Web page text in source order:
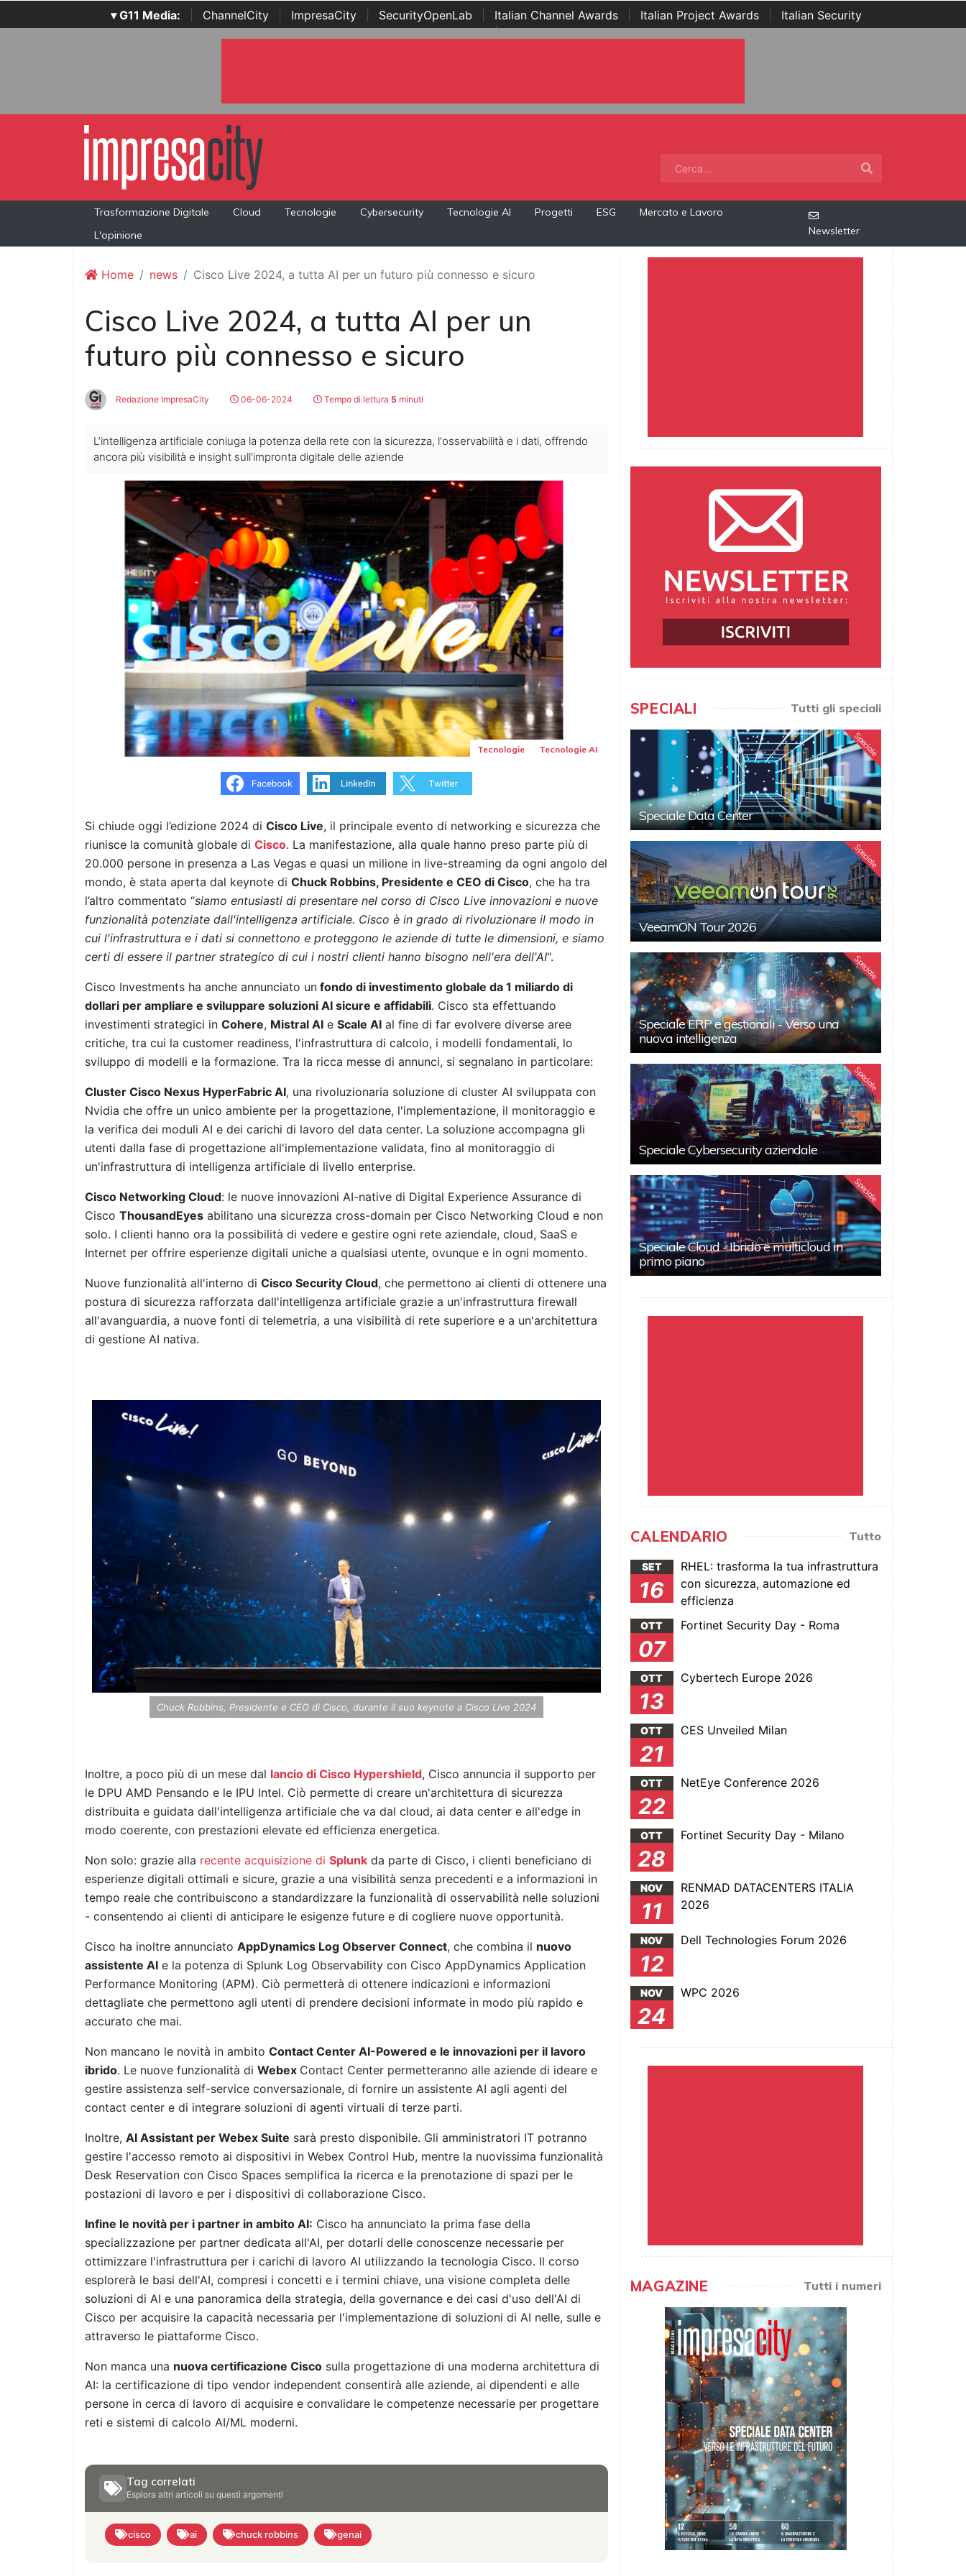
▾ G11 Media: ChannelCity ImpresaCity SecurityOpenLab Italian Channel Awards Italian Project Awards
Italian Security
Awards | ...
Trasformazione Digitale Cloud Tecnologie Cybersecurity Tecnologie AI Progetti ESG
Mercato e Lavoro
L'opinione
Newsletter
Home news Cisco Live 2024, a tutta AI per un futuro più connesso e sicuro
Cisco Live 2024, a tutta AI per un
futuro più connesso e sicuro
Redazione ImpresaCity 06-06-2024 Tempo di lettura 5 minuti
L’intelligenza artificiale coniuga la potenza della rete con la sicurezza, l'osservabilità e i dati, offrendo
ancora più visibilità e insight sull'impronta digitale delle aziende
Tecnologie Tecnologie AI
Si chiude oggi l’edizione 2024 di Cisco Live, il principale evento di networking e sicurezza che
riunisce la comunità globale di Cisco. La manifestazione, alla quale hanno preso parte più di
20.000 persone in presenza a Las Vegas e quasi un milione in live-streaming da ogni angolo del
mondo, è stata aperta dal keynote di Chuck Robbins, Presidente e CEO di Cisco, che ha tra
l’altro commentato “siamo entusiasti di presentare nel corso di Cisco Live innovazioni e nuove
funzionalità potenziate dall'intelligenza artificiale. Cisco è in grado di rivoluzionare il modo in
cui l'infrastruttura e i dati si connettono e proteggono le aziende di tutte le dimensioni, e siamo
certi di essere il partner strategico di cui i nostri clienti hanno bisogno nell'era dell'AI".
Cisco Investments ha anche annunciato un fondo di investimento globale da 1 miliardo di
dollari per ampliare e sviluppare soluzioni AI sicure e affidabili. Cisco sta effettuando
investimenti strategici in Cohere, Mistral AI e Scale AI al fine di far evolvere diverse aree
critiche, tra cui la customer readiness, l'infrastruttura di calcolo, i modelli fondamentali, lo
sviluppo di modelli e la formazione. Tra la ricca messe di annunci, si segnalano in particolare:
Cluster Cisco Nexus HyperFabric AI, una rivoluzionaria soluzione di cluster AI sviluppata con
Nvidia che offre un unico ambiente per la progettazione, l'implementazione, il monitoraggio e
la verifica dei moduli AI e dei carichi di lavoro del data center. La soluzione accompagna gli
utenti dalla fase di progettazione all'implementazione validata, fino al monitoraggio di
un'infrastruttura di intelligenza artificiale di livello enterprise.
Cisco Networking Cloud: le nuove innovazioni AI-native di Digital Experience Assurance di
Cisco ThousandEyes abilitano una sicurezza cross-domain per Cisco Networking Cloud e non
solo. I clienti hanno ora la possibilità di vedere e gestire ogni rete aziendale, cloud, SaaS e
Internet per offrire esperienze digitali uniche a qualsiasi utente, ovunque e in ogni momento.
Nuove funzionalità all'interno di Cisco Security Cloud, che permettono ai clienti di ottenere una
postura di sicurezza rafforzata dall'intelligenza artificiale grazie a un'infrastruttura firewall
all'avanguardia, a nuove fonti di telemetria, a una visibilità di rete superiore e a un'architettura
di gestione AI nativa.
Chuck Robbins, Presidente e CEO di Cisco, durante il suo keynote a Cisco Live 2024
Inoltre, a poco più di un mese dal lancio di Cisco Hypershield, Cisco annuncia il supporto per
le DPU AMD Pensando e le IPU Intel. Ciò permette di creare un'architettura di sicurezza
distribuita e guidata dall'intelligenza artificiale che va dal cloud, ai data center e all'edge in
modo coerente, con prestazioni elevate ed efficienza energetica.
Non solo: grazie alla recente acquisizione di Splunk da parte di Cisco, i clienti beneficiano di
esperienze digitali ottimali e sicure, grazie a una visibilità senza precedenti e a informazioni in
tempo reale che contribuiscono a standardizzare la funzionalità di osservabilità nelle soluzioni
- consentendo ai clienti di anticipare le esigenze future e di cogliere nuove opportunità.
Cisco ha inoltre annunciato AppDynamics Log Observer Connect, che combina il nuovo
assistente AI e la potenza di Splunk Log Observability con Cisco AppDynamics Application
Performance Monitoring (APM). Ciò permetterà di ottenere indicazioni e informazioni
dettagliate che permettono agli utenti di prendere decisioni informate in modo più rapido e
accurato che mai.
Non mancano le novità in ambito Contact Center AI-Powered e le innovazioni per il lavoro
ibrido. Le nuove funzionalità di Webex Contact Center permetteranno alle aziende di ideare e
gestire assistenza self-service conversazionale, di fornire un assistente AI agli agenti del
contact center e di integrare soluzioni di agenti virtuali di terze parti.
Inoltre, AI Assistant per Webex Suite sarà presto disponibile. Gli amministratori IT potranno
gestire l'accesso remoto ai dispositivi in Webex Control Hub, mentre la nuovissima funzionalità
Desk Reservation con Cisco Spaces semplifica la ricerca e la prenotazione di spazi per le
postazioni di lavoro e per i dispositivi di collaborazione Cisco.
Infine le novità per i partner in ambito AI: Cisco ha annunciato la prima fase della
specializzazione per partner dedicata all'AI, per dotarli delle conoscenze necessarie per
ottimizzare l'infrastruttura per i carichi di lavoro AI utilizzando la tecnologia Cisco. Il corso
esplorerà le basi dell'AI, compresi i concetti e i termini chiave, una visione completa delle
soluzioni di AI e una panoramica della strategia, della governance e dei casi d'uso dell'AI di
Cisco per acquisire la capacità necessaria per l'implementazione di soluzioni di AI nelle, sulle e
attraverso le piattaforme Cisco.
Non manca una nuova certificazione Cisco sulla progettazione di una moderna architettura di
AI: la certificazione di tipo vendor independent consentirà alle aziende, ai dipendenti e alle
persone in cerca di lavoro di acquisire e convalidare le competenze necessarie per progettare
reti e sistemi di calcolo AI/ML moderni.
Tag correlati
Esplora altri articoli su questi argomenti
cisco ai chuck robbins genai
SPECIALI Tutti gli speciali
Speciale
Speciale Data Center
Speciale
VeeamON Tour 2026
Speciale
Speciale ERP e gestionali - Verso una
nuova intelligenza
Speciale
Speciale Cybersecurity aziendale
Speciale
Speciale Cloud - Ibrido e multicloud in
primo piano
CALENDARIO Tutto
SET
16
RHEL: trasforma la tua infrastruttura
con sicurezza, automazione ed
efficienza
OTT
07
Fortinet Security Day - Roma
OTT
13
Cybertech Europe 2026
OTT
21
CES Unveiled Milan
OTT
22
NetEye Conference 2026
OTT
28
Fortinet Security Day - Milano
NOV
11
RENMAD DATACENTERS ITALIA
2026
NOV
12
Dell Technologies Forum 2026
NOV
24
WPC 2026
MAGAZINE Tutti i numeri